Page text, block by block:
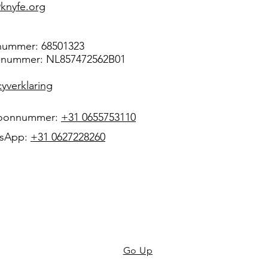
68501323
NL857472562B01
+31 0655753110
+31 0627228260
Go Up